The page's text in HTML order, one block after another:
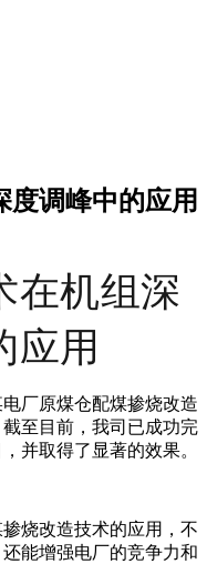
度调峰中的应用
在机组深
应用
厂原煤仓配煤掺烧改造
至目前，我司已成功完
并取得了显著的效果。
烧改造技术的应用，不
能增强电厂的竞争力和